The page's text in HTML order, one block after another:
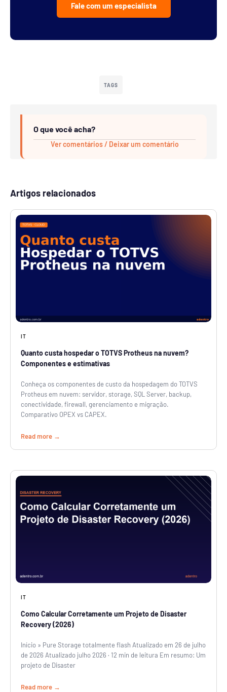
Fale com um especialista
TAGS
O que você acha?
Ver comentários / Deixar um comentário
Artigos relacionados
IT
Quanto custa hospedar o TOTVS Protheus na nuvem?
Componentes e estimativas
Conheça os componentes de custo da hospedagem do TOTVS
Protheus em nuvem: servidor, storage, SQL Server, backup,
conectividade, firewall, gerenciamento e migração.
Comparativo OPEX vs CAPEX.
Read more
IT
Como Calcular Corretamente um Projeto de Disaster
Recovery (2026)
Início » Pure Storage totalmente flash Atualizado em 26 de julho
de 2026 Atualizado julho 2026 · 12 min de leitura Em resumo: Um
projeto de Disaster
Read more